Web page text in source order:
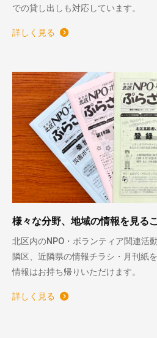
での貸し出しも対応しています。
詳しく見る
様々な分野、地域の情報を見る
北区内のNPO・ボランティア関連活
隣区、近隣県の情報チラシ・月刊紙
情報はお持ち帰りいただけます。
詳しく見る